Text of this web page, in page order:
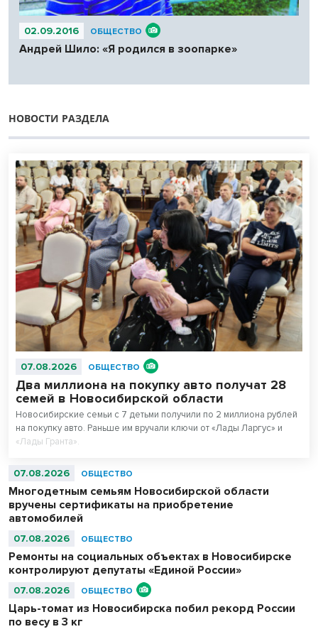
02.09.2016 ОБЩЕСТВО
Андрей Шило: «Я родился в зоопарке»
НОВОСТИ РАЗДЕЛА
07.08.2026 ОБЩЕСТВО
Два миллиона на покупку авто получат 28
семей в Новосибирской области
Новосибирские семьи с 7 детьми получили по 2 миллиона рублей
на покупку авто. Раньше им вручали ключи от «Лады Ларгус» и
«Лады Гранта».
07.08.2026 ОБЩЕСТВО
Многодетным семьям Новосибирской области
вручены сертификаты на приобретение
автомобилей
07.08.2026 ОБЩЕСТВО
Ремонты на социальных объектах в Новосибирске
контролируют депутаты «Единой России»
07.08.2026 ОБЩЕСТВО
Царь-томат из Новосибирска побил рекорд России
по весу в 3 кг